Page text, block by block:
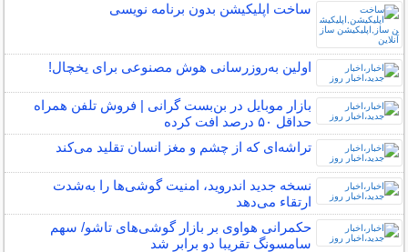
ساخت اپلیکیشن بدون برنامه نویسی
اولین به‌روزرسانی هوش مصنوعی برای یخچال!
بازار موبایل در بن‌بست گرانی | فروش تلفن همراه
حداقل ۵۰ درصد افت کرده
تراشه‌ای که از چشم و مغز انسان تقلید می‌کند
نسخه جدید اندروید، امنیت گوشی‌ها را به‌شدت
ارتقاء می‌دهد
حکمرانی هواوی بر بازار گوشی‌های تاشو/ سهم
سامسونگ تقریبا دو برابر شد